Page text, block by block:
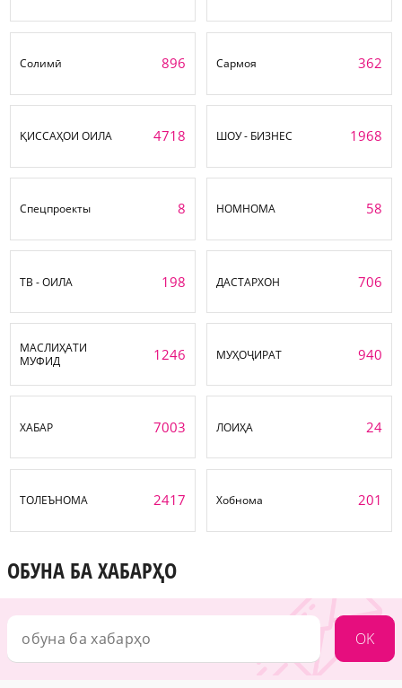
Солимӣ 896 Сармоя 362
ҚИССАҲОИ ОИЛА 4718 ШОУ - БИЗНЕС 1968
Спецпроекты 8 НОМНОМА 58
ТВ - ОИЛА 198 ДАСТАРХОН 706
МАСЛИҲАТИ
МУФИД
1246 МУҲОҶИРАТ 940
ХАБАР 7003 ЛОИҲА 24
ТОЛЕЪНОМА 2417 Хобнома 201
ОБУНА БА ХАБАРҲО
OK